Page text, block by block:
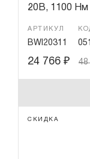
20В, 1100 Нм
АРТИКУЛ
BWI20311
24 766 ₽ 48
СКИДКА